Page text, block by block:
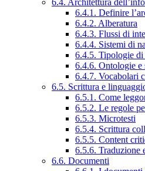
6.4. Architettura
6.4.1. Definire
6.4.2. Alberatura
6.4.3. Flussi di
6.4.4. Sistemi di
6.4.5. Tipologie di
6.4.6. Ontologie e
6.4.7. Vocabolari
6.5. Scrittura e
6.5.1. Come
6.5.2. Le regole
6.5.3. Microtesti
6.5.4. Scrittura
6.5.5. Content
6.5.6. Traduzione
6.6. Documenti